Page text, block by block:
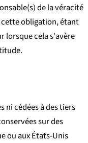
de la véracité
obligation, étant
lorsque cela s'avère
ni cédées à des tiers
sur des
ou aux États-Unis